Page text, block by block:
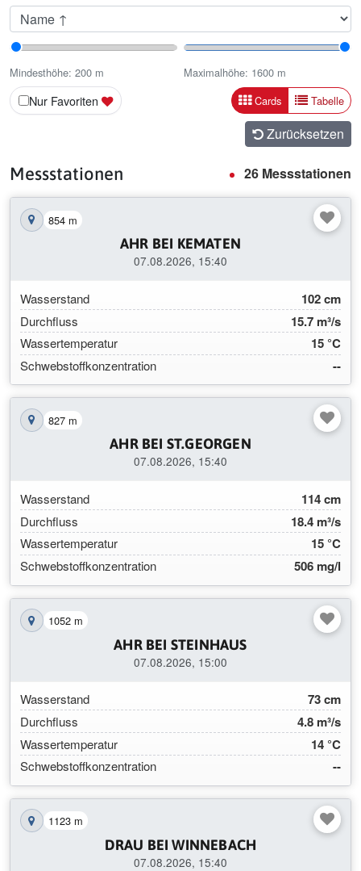
Sortieren nach
Nur Favoriten Ergebnisse
Cards Tabelle
Mindesthöhe
Mindesthöhe: 200 m
Maximalhöhe
Maximalhöhe: 1600 m
Zurücksetzen
Messstationen 26 Messstationen
Station auf der Karte anzeigen
854 m
AHR BEI KEMATEN
07.08.2026, 15:40
Wasserstand 102 cm
Durchfluss 15.7 m³/s
Wassertemperatur 15 °C
Schwebstoffkonzentration --
Station auf der Karte anzeigen
827 m
AHR BEI ST.GEORGEN
07.08.2026, 15:40
Wasserstand 114 cm
Durchfluss 18.4 m³/s
Wassertemperatur 15 °C
Schwebstoffkonzentration 506 mg/l
Station auf der Karte anzeigen
1052 m
AHR BEI STEINHAUS
07.08.2026, 15:00
Wasserstand 73 cm
Durchfluss 4.8 m³/s
Wassertemperatur 14 °C
Schwebstoffkonzentration --
Station auf der Karte anzeigen
1123 m
DRAU BEI WINNEBACH
07.08.2026, 15:40